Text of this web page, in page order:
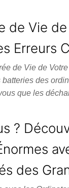
de Vie
Erreurs
de Vie de
des
que les
?
des